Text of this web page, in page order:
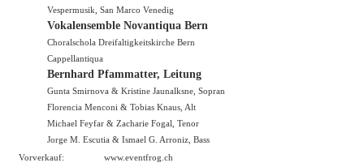
Vespermusik, San Marco Venedig
Vokalensemble Novantiqua Bern
Choralschola Dreifaltigkeitskirche Bern
Cappellantiqua
Bernhard Pfammatter, Leitung
Gunta Smirnova & Kristine Jaunalksne, Sopran
Florencia Menconi & Tobias Knaus, Alt
Michael Feyfar & Zacharie Fogal, Tenor
Jorge M. Escutia & Ismael G. Arroniz, Bass
Vorverkauf:
www.eventfrog.ch